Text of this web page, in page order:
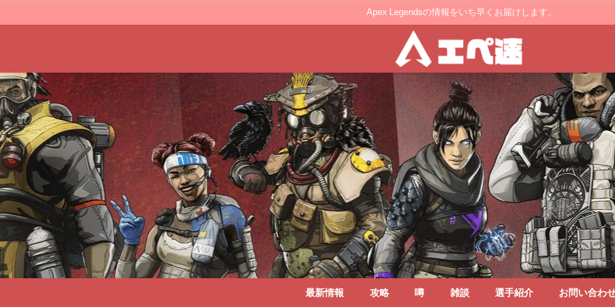
Apex Legendsの情報をいち早くお届けします。
最新情報 攻略 噂 雑談 選手紹介 お問い合わ